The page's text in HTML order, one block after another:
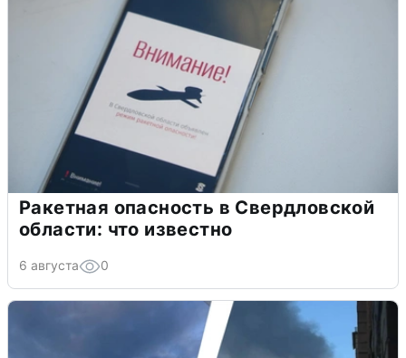
Ракетная опасность в Свердловской
области: что известно
6 августа 0